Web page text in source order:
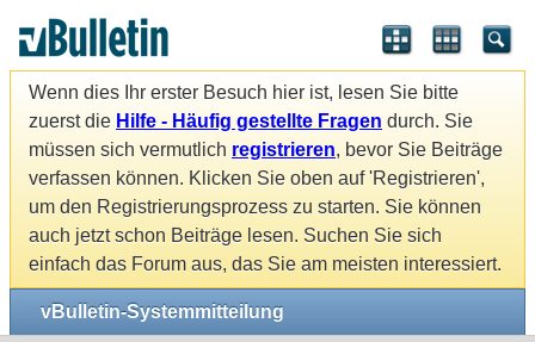
Wenn dies Ihr erster Besuch hier ist, lesen Sie bitte
zuerst die Hilfe - Häufig gestellte Fragen durch. Sie
müssen sich vermutlich registrieren, bevor Sie Beiträge
verfassen können. Klicken Sie oben auf 'Registrieren',
um den Registrierungsprozess zu starten. Sie können
auch jetzt schon Beiträge lesen. Suchen Sie sich
einfach das Forum aus, das Sie am meisten interessiert.
vBulletin-Systemmitteilung